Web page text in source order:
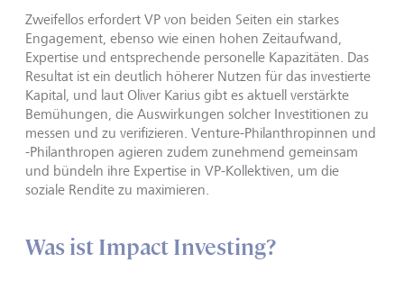
Zweifellos erfordert VP von beiden Seiten ein starkes
Engagement, ebenso wie einen hohen Zeitaufwand,
Expertise und entsprechende personelle Kapazitäten. Das
Resultat ist ein deutlich höherer Nutzen für das investierte
Kapital, und laut Oliver Karius gibt es aktuell verstärkte
Bemühungen, die Auswirkungen solcher Investitionen zu
messen und zu verifizieren. Venture-Philanthropinnen und
-Philanthropen agieren zudem zunehmend gemeinsam
und bündeln ihre Expertise in VP-Kollektiven, um die
soziale Rendite zu maximieren.
Was ist Impact Investing?